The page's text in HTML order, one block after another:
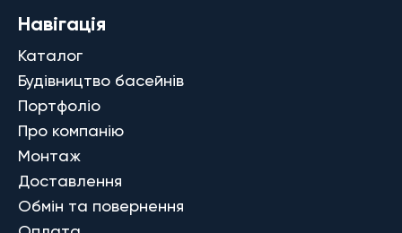
Навігація
Каталог
Будівництво басейнів
Портфоліо
Про компанію
Монтаж
Доставлення
Обмін та повернення